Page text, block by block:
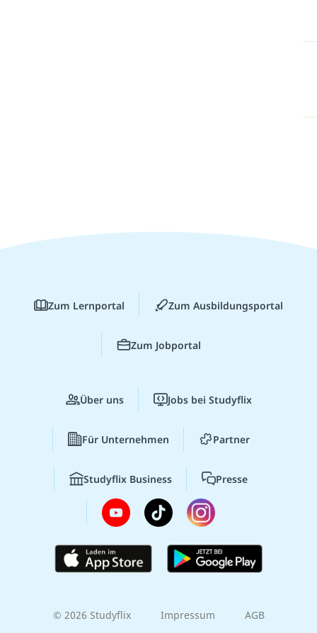
Zum Lernportal Zum Ausbildungsportal
Zum Jobportal
Über uns Jobs bei Studyflix
Für Unternehmen Partner
Studyflix Business Presse
© 2026 Studyflix Impressum AGB